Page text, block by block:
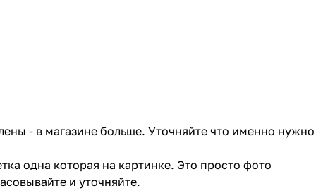
- в магазине больше. Уточняйте что именно нужно
одна которая на картинке. Это просто фото
и уточняйте.